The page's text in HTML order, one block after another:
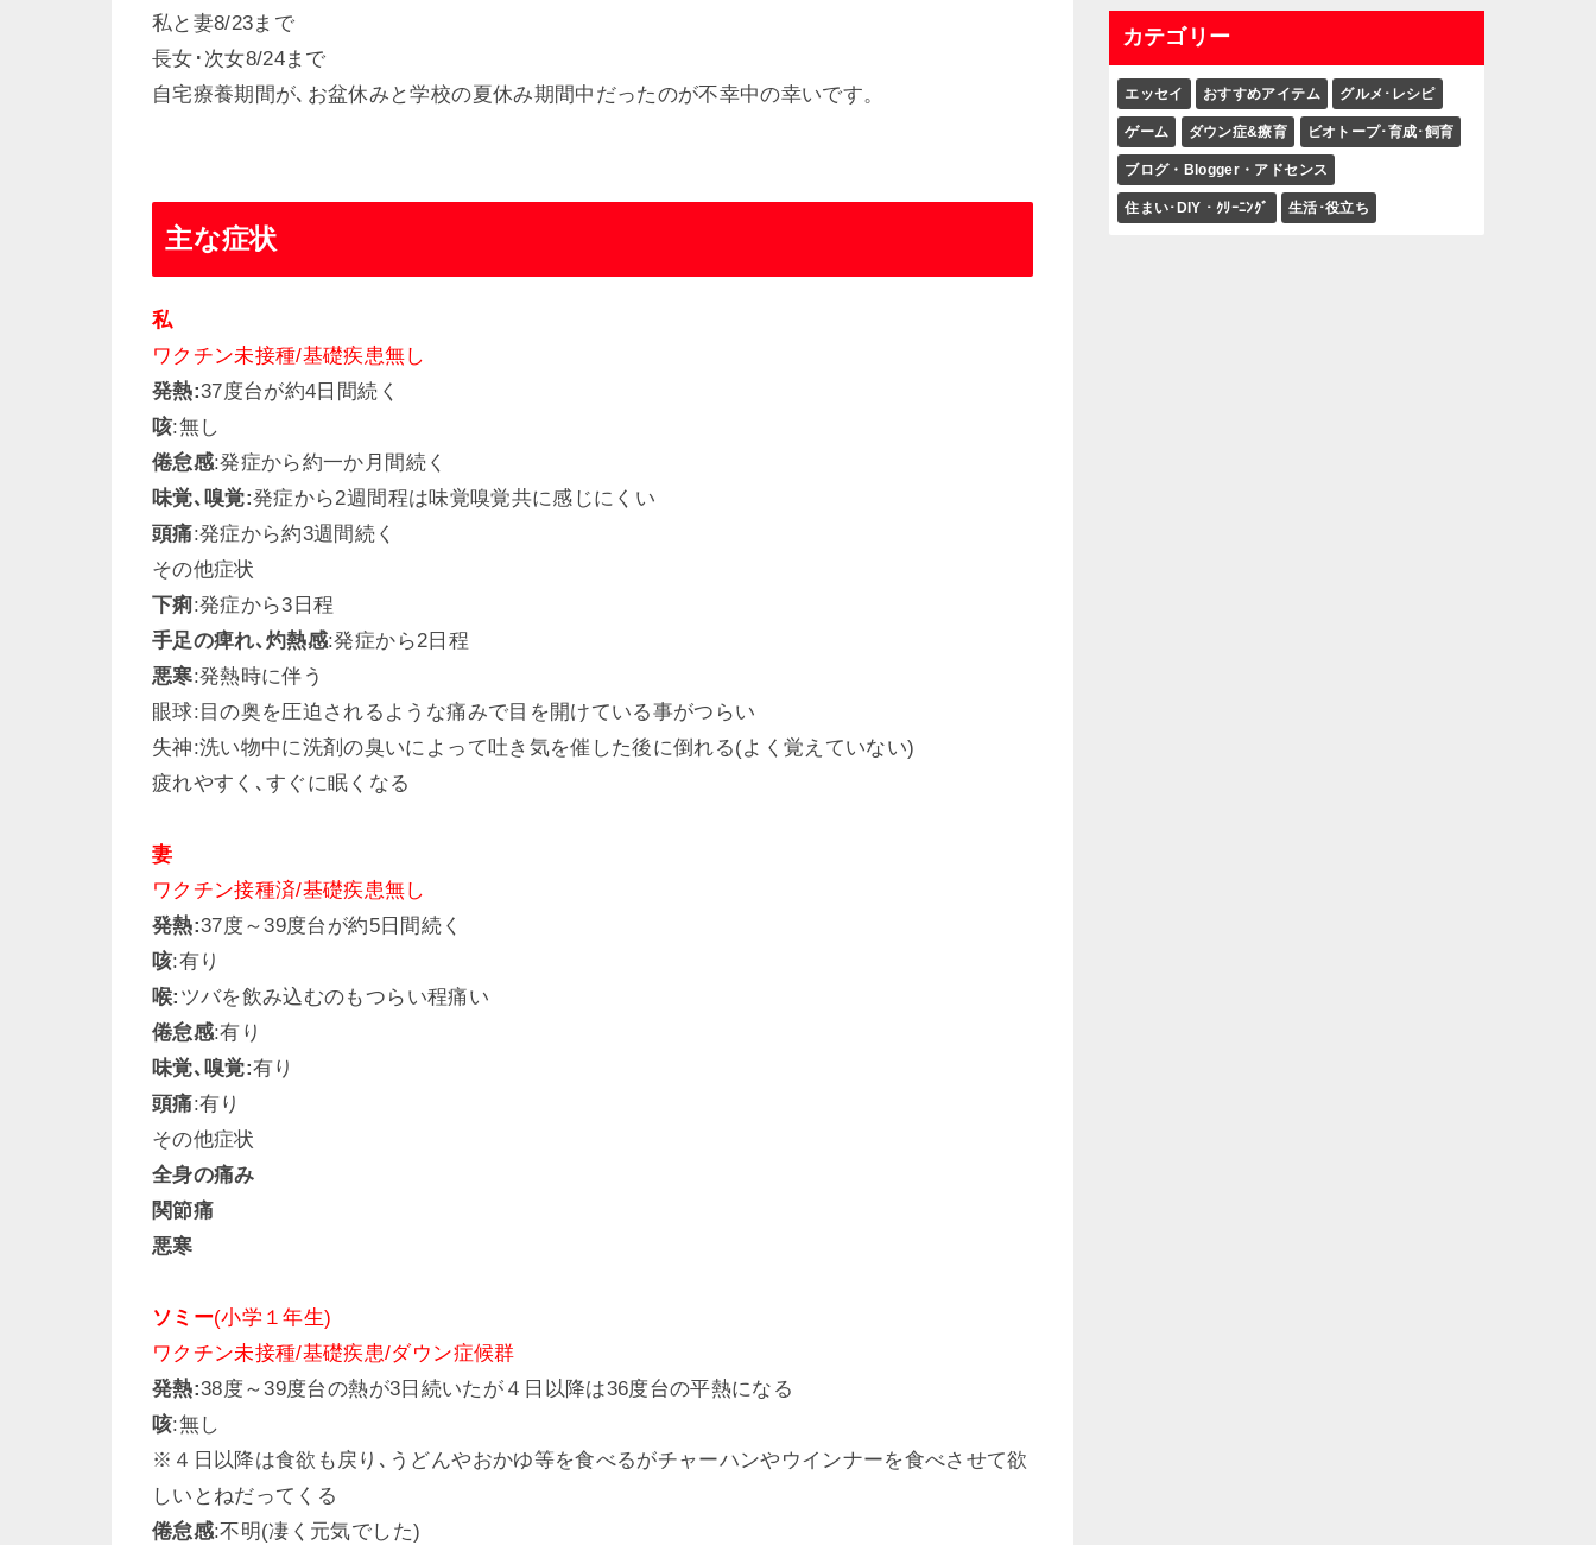
私と妻8/23まで
長女･次女8/24まで
自宅療養期間が､お盆休みと学校の夏休み期間中だったのが不幸中の幸いです。
主な症状
私
ワクチン未接種/基礎疾患無し
発熱:37度台が約4日間続く
咳:無し
倦怠感:発症から約一か月間続く
味覚､嗅覚:発症から2週間程は味覚嗅覚共に感じにくい
頭痛:発症から約3週間続く
その他症状
下痢:発症から3日程
手足の痺れ､灼熱感:発症から2日程
悪寒:発熱時に伴う
眼球:目の奥を圧迫されるような痛みで目を開けている事がつらい
失神:洗い物中に洗剤の臭いによって吐き気を催した後に倒れる(よく覚えていない)
疲れやすく､すぐに眠くなる
妻
ワクチン接種済/基礎疾患無し
発熱:37度～39度台が約5日間続く
咳:有り
喉: ツバを飲み込むのもつらい程痛い
倦怠感:有り
味覚､嗅覚:有り
頭痛:有り
その他症状
全身の痛み
関節痛
悪寒
ソミー(小学１年生)
ワクチン未接種/基礎疾患/ダウン症候群
発熱:38度～39度台の熱が3日続いたが４日以降は36度台の平熱になる
咳:無し
※４日以降は食欲も戻り､うどんやおかゆ等を食べるがチャーハンやウインナーを食べさせて欲
しいとねだってくる
倦怠感:不明(凄く元気でした)
カテゴリー
エッセイ おすすめアイテム グルメ･レシピ
ゲーム ダウン症&療育 ビオトープ･育成･飼育
ブログ・Blogger・アドセンス
住まい･DIY・ｸﾘｰﾆﾝｸﾞ 生活･役立ち